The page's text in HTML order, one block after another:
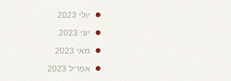
יולי 2023
יוני 2023
מאי 2023
אפריל 2023